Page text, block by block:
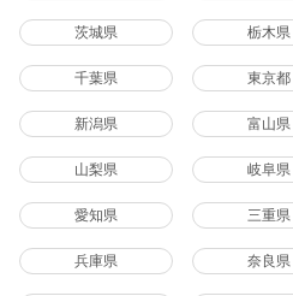
茨城県 栃木県
千葉県 東京都
新潟県 富山県
山梨県 岐阜県
愛知県 三重県
兵庫県 奈良県